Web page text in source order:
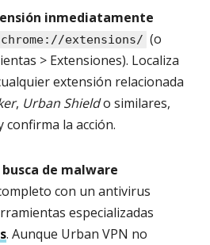
inmediatamente
chrome://extensions/ (o
> Extensiones). Localiza
extensión relacionada
, Urban Shieldo similares,
confirma la acción.
busca de malware
con un antivirus
especializadas
. Aunque Urban VPN no